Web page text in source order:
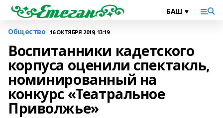
Общество 16 ОКТЯБРЯ 2019, 13:19
Воспитанники кадетского
корпуса оценили спектакль,
номинированный на
конкурс «Театральное
Приволжье»